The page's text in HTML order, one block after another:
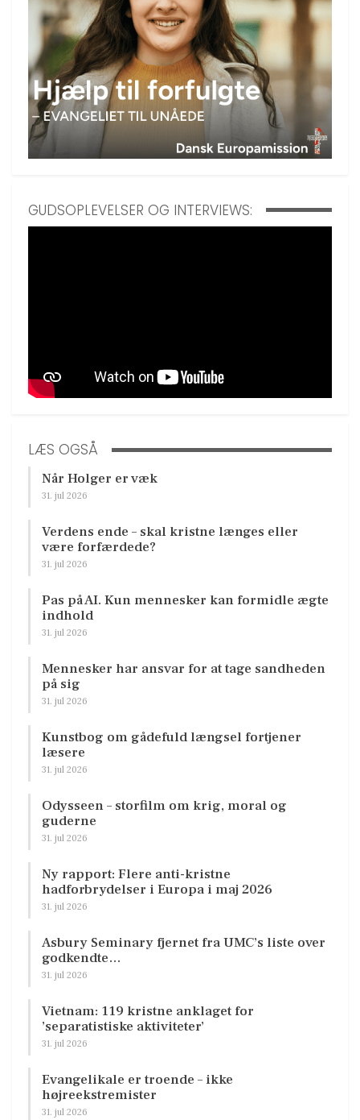
GUDSOPLEVELSER OG INTERVIEWS:
LÆS OGSÅ
Når Holger er væk
31. jul 2026
Verdens ende – skal kristne længes eller
være forfærdede?
31. jul 2026
Pas på AI. Kun mennesker kan formidle ægte
indhold
31. jul 2026
Mennesker har ansvar for at tage sandheden
på sig
31. jul 2026
Kunstbog om gådefuld længsel fortjener
læsere
31. jul 2026
Odysseen – storfilm om krig, moral og
guderne
31. jul 2026
Ny rapport: Flere anti-kristne
hadforbrydelser i Europa i maj 2026
31. jul 2026
Asbury Seminary fjernet fra UMC’s liste over
godkendte…
31. jul 2026
Vietnam: 119 kristne anklaget for
’separatistiske aktiviteter’
31. jul 2026
Evangelikale er troende – ikke
højreekstremister
31. jul 2026